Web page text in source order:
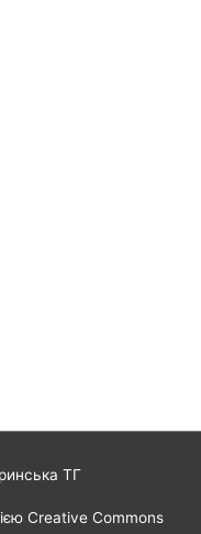
ТГ
Creative Commons